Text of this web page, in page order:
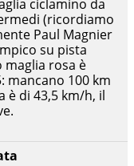
ciclamino da
(ricordiamo
Paul Magnier
su pista
maglia rosa è
mancano 100 km
è di 43,5 km/h, il